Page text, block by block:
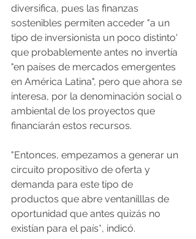
diversifica, pues las finanzas
sostenibles permiten acceder "a un
tipo de inversionista un poco distinto'
que probablemente antes no invertía
"en países de mercados emergentes
en América Latina", pero que ahora se
interesa, por la denominación social o
ambiental de los proyectos que
financiarán estos recursos.
"Entonces, empezamos a generar un
circuito propositivo de oferta y
demanda para este tipo de
productos que abre ventanilllas de
oportunidad que antes quizás no
existían para el país*, indicó.